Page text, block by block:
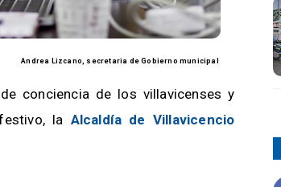
Andrea Lizcano, secretaria de Gobierno municipal
conciencia de los villavicenses y
la Alcaldía de Villavicencio